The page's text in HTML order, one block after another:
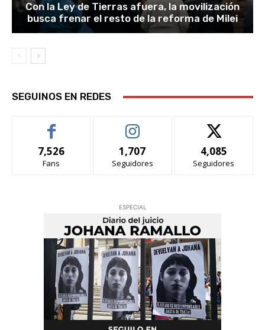
Con la Ley de Tierras afuera, la movilización
busca frenar el resto de la reforma de Milei
SEGUINOS EN REDES
7,526
Fans
1,707
Seguidores
4,085
Seguidores
ESPECIAL